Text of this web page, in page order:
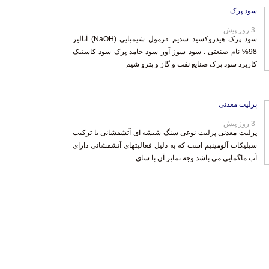
سود پرک
سود پرک هیدروکسید سدیم فرمول شیمیایی (NaOH) آنالیز
98% نام صنعتی : سود سوز آور سود جامد پرک سود کاستیک
کاربرد سود پرک صنایع نفت و گاز و پترو شیم
3 روز پیش
پرلیت معدنی
پرلیت معدنی پرلیت نوعی سنگ شیشه ای آتشفشانی با ترکیب
سیلیکات آلومینیم است که به دلیل فعالیتهای آتشفشانی دارای
آب ماگمایی می باشد وجه تمایز آن با سای
3 روز پیش